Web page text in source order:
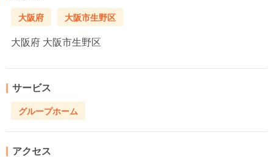
大阪府 大阪市生野区
大阪府 大阪市生野区
サービス
グループホーム
アクセス